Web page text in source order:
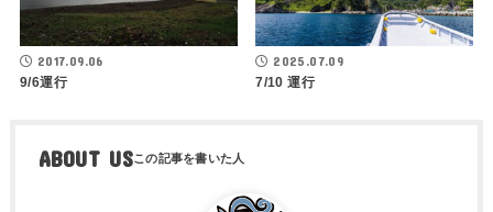
2017.09.06
9/6運行
2025.07.09
7/10 運行
ABOUT US